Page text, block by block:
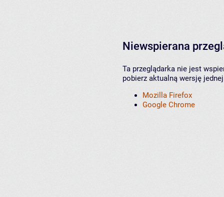
Niewspierana
Ta przeglądarka nie jest
pobierz aktualną wersję
Mozilla Firefox
Google Chrome